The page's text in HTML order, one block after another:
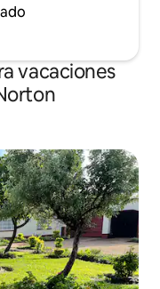
vacaciones